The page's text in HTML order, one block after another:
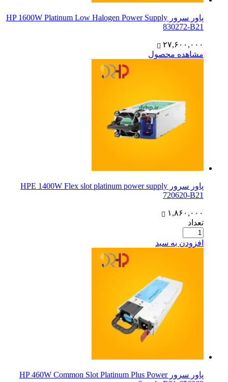
پاور سرور HP 1600W Platinum Low Halogen Power Supply
830272-B21
۲۷,۶۰۰,۰۰۰
مشاهده محصول
پاور سرور HPE 1400W Flex slot platinum power supply
720620-B21
۱,۸۶۰,۰۰۰
تعداد
افزودن به سبد
پاور سرور HP 460W Common Slot Platinum Plus Power